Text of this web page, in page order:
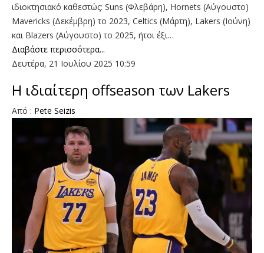
ιδιοκτησιακό καθεστώς: Suns (Φλεβάρη), Hornets (Αύγουστο)
Mavericks (Δεκέμβρη) το 2023, Celtics (Μάρτη), Lakers (Ιούνη)
και Blazers (Αύγουστο) το 2025, ήτοι έξι…
Διαβάστε περισσότερα...
Δευτέρα, 21 Ιουλίου 2025 10:59
Η ιδιαίτερη offseason των Lakers
Από : Pete Seizis